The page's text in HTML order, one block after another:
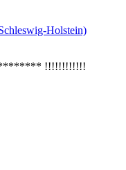
Holstein)
!!!!!!!!!!!!